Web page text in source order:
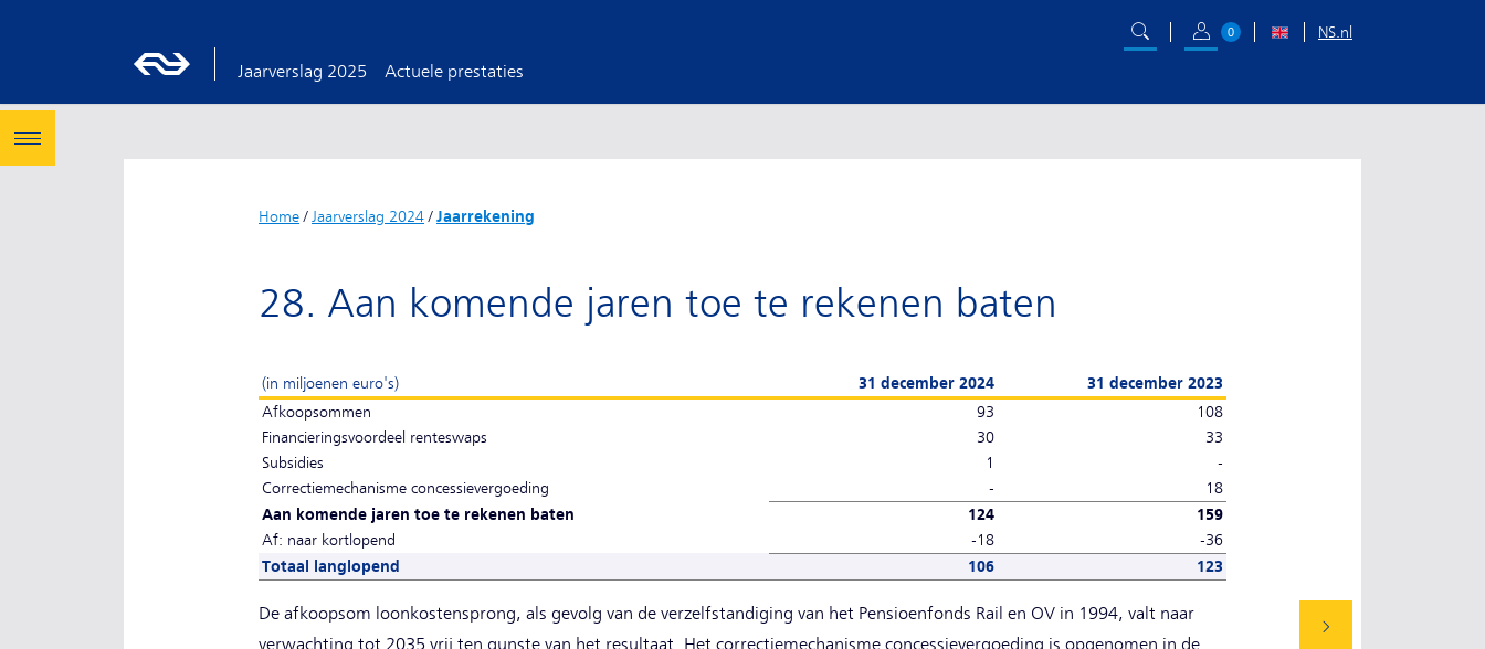
Jaarverslag 2025 Actuele prestaties
0 NS.nl
Home/ Jaarverslag 2024/Jaarrekening
28. Aan komende jaren toe te rekenen baten
(in miljoenen euro's) 31 december 2024
31 december 2023
Afkoopsommen
93
108
Financieringsvoordeel renteswaps
30
33
Subsidies
1
-
Correctiemechanisme concessievergoeding
-
18
Aan komende jaren toe te rekenen baten
124
159
Af: naar kortlopend
-18
-36
Totaal langlopend
106 123
De afkoopsom loonkostensprong, als gevolg van de verzelfstandiging van het Pensioenfonds Rail en OV in 1994, valt naar
verwachting tot 2035 vrij ten gunste van het resultaat. Het correctiemechanisme concessievergoeding is opgenomen in de